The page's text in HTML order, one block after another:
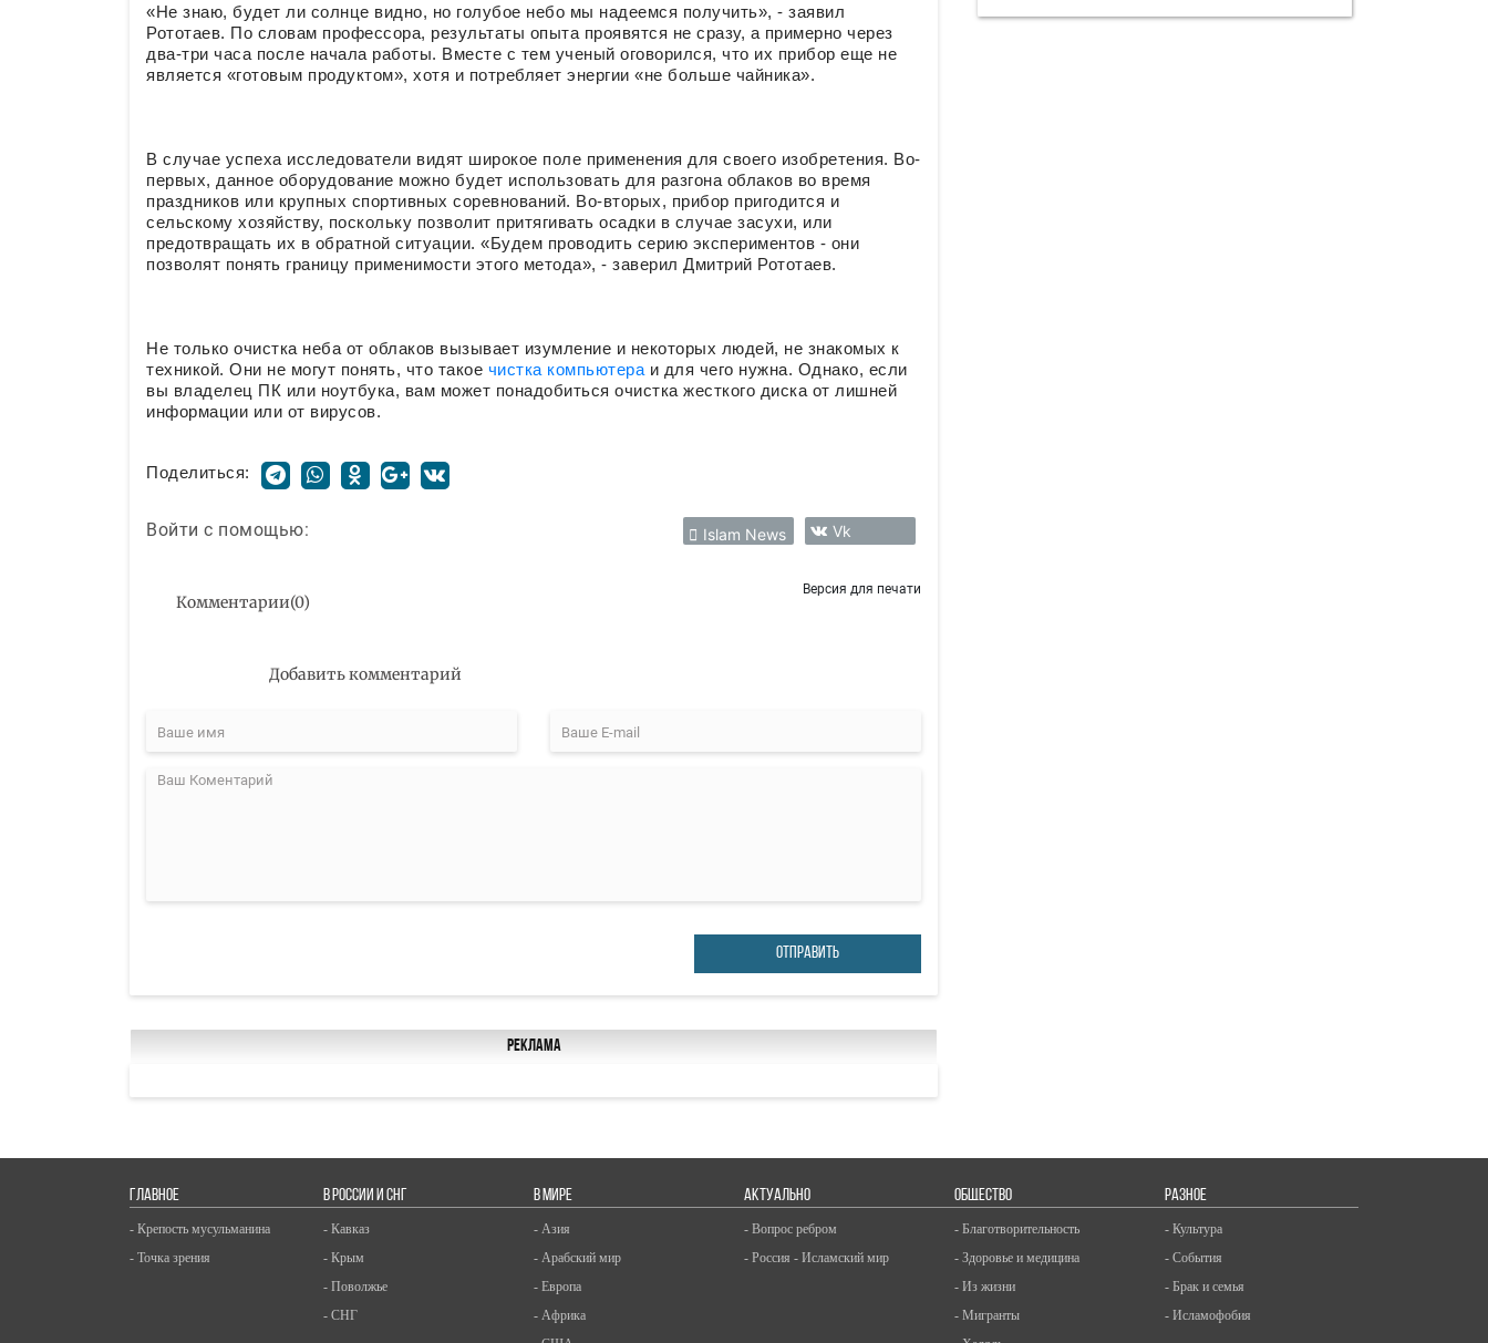
«Не знаю, будет ли солнце видно, но голубое небо мы надеемся получить», - заявил
Рототаев. По словам профессора, результаты опыта проявятся не сразу, а примерно через
два-три часа после начала работы. Вместе с тем ученый оговорился, что их прибор еще не
является «готовым продуктом», хотя и потребляет энергии «не больше чайника».
В случае успеха исследователи видят широкое поле применения для своего изобретения. Во-
первых, данное оборудование можно будет использовать для разгона облаков во время
праздников или крупных спортивных соревнований. Во-вторых, прибор пригодится и
сельскому хозяйству, поскольку позволит притягивать осадки в случае засухи, или
предотвращать их в обратной ситуации. «Будем проводить серию экспериментов - они
позволят понять границу применимости этого метода», - заверил Дмитрий Рототаев.
Не только очистка неба от облаков вызывает изумление и некоторых людей, не знакомых к
техникой. Они не могут понять, что такое чистка компьютера и для чего нужна. Однако, если
вы владелец ПК или ноутбука, вам может понадобиться очистка жесткого диска от лишней
информации или от вирусов.
Поделиться:
Войти с помощью: Islam News Vk
Комментарии(0)
Версия для печати
Добавить комментарий
ОТПРАВИТЬ
Реклама
ГЛАВНОЕ
- Крепость мусульманина
- Точка зрения
В РОССИИ И СНГ
- Кавказ
- Крым
- Поволжье
- СНГ
В МИРЕ
- Азия
- Арабский мир
- Европа
- Африка
АКТУАЛЬНО
- Вопрос ребром
- Россия - Исламский мир
ОБЩЕСТВО
- Благотворительность
- Здоровье и медицина
- Из жизни
- Мигранты
РАЗНОЕ
- Культура
- События
- Брак и семья
- Исламофобия